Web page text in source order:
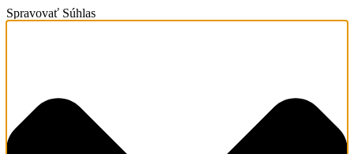
Spravovať Súhlas